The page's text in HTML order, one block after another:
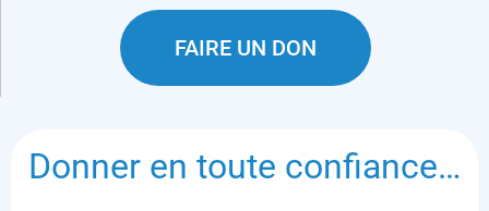
FAIRE UN DON
Donner en toute confiance…